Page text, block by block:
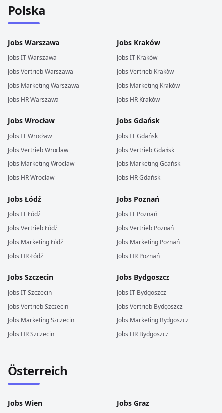
Polska
Jobs Warszawa
Jobs ITWarszawa
Jobs VertriebWarszawa
Jobs MarketingWarszawa
Jobs HRWarszawa
Jobs Kraków
Jobs IT Kraków
Jobs Vertrieb Kraków
Jobs Marketing Kraków
Jobs HR Kraków
Jobs Wrocław
Jobs ITWrocław
Jobs VertriebWrocław
Jobs MarketingWrocław
Jobs HRWrocław
Jobs Gdańsk
Jobs ITGdańsk
Jobs VertriebGdańsk
Jobs MarketingGdańsk
Jobs HRGdańsk
Jobs Łódź
Jobs ITŁódź
Jobs VertriebŁódź
Jobs MarketingŁódź
Jobs HRŁódź
Jobs Poznań
Jobs IT Poznań
Jobs Vertrieb Poznań
Jobs Marketing Poznań
Jobs HR Poznań
Jobs Szczecin
Jobs ITSzczecin
Jobs VertriebSzczecin
Jobs MarketingSzczecin
Jobs HRSzczecin
Jobs Bydgoszcz
Jobs IT Bydgoszcz
Jobs Vertrieb Bydgoszcz
Jobs Marketing Bydgoszcz
Jobs HR Bydgoszcz
Österreich
Jobs Wien Jobs Graz